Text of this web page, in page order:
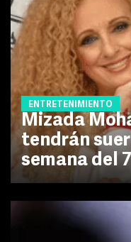
ENTRETENIMIENTO
Mizada
tendrán
semana del